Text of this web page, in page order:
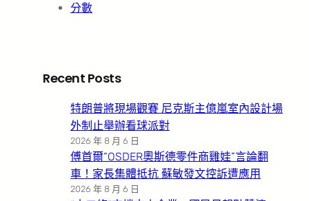
分數
Recent Posts
特朗普將現場觀賽 尼克斯主億嵐室內設計場
外制止舉辦看球派對
2026 年 8 月 6 日
傅首爾“OSDER奧斯德零件商雞娃”言論翻
車！家長集體抵抗 蘇敏發文控訴遭應用
2026 年 8 月 6 日